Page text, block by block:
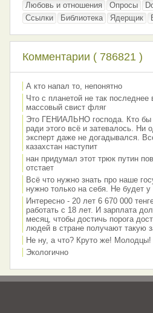
Любовь и отношения
Опросы
Ссылки
Библиотека Ядерщик
Комментарии ( 786821 )
А кто напал то, непонятно
Что с планетой не так последнее
массовый свист фляг
Это ГЕНИАЛЬНО господа. Кто бы
ради этого всё и затевалось.
эксперт даже не догадывался.
казахстан наступит
нан придумал этот трюк путин
отстает
Всё что нужно знать про наше
нужно только на себя. Не будет у
Интересно - 20 лет 6 670 000
работать с 18 лет. И зарплата
месяц, чтобы достичь порога
людей в стране получают такую
Не ну, а что? Круто же! Молодцы!
Экологично